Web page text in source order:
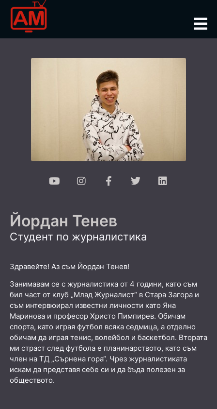
Йордан Тенев
Студент по журналистика
Здравейте! Аз съм Йордан Тенев!
Занимавам се с журналистика от 4 години, като съм
бил част от клуб „Млад Журналист“ в Стара Загора и
съм интервюирал известни личности като Яна
Маринова и професор Христо Пимпирев. Обичам
спорта, като играя футбол всяка седмица, а отделно
обичам да играя тенис, волейбол и баскетбол. Втората
ми страст след футбола е планинарството, като съм
член на ТД „Сърнена гора“. Чрез журналистиката
искам да представя себе си и да бъда полезен за
обществото.